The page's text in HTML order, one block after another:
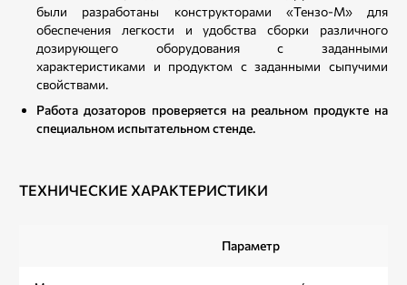
были разработаны конструкторами «Тензо-М» для
обеспечения легкости и удобства сборки различного
дозирующего оборудования с заданными
характеристиками и продуктом с заданными сыпучими
свойствами.
Работа дозаторов проверяется на реальном продукте на
специальном испытательном стенде.
ТЕХНИЧЕСКИЕ ХАРАКТЕРИСТИКИ
Параметр